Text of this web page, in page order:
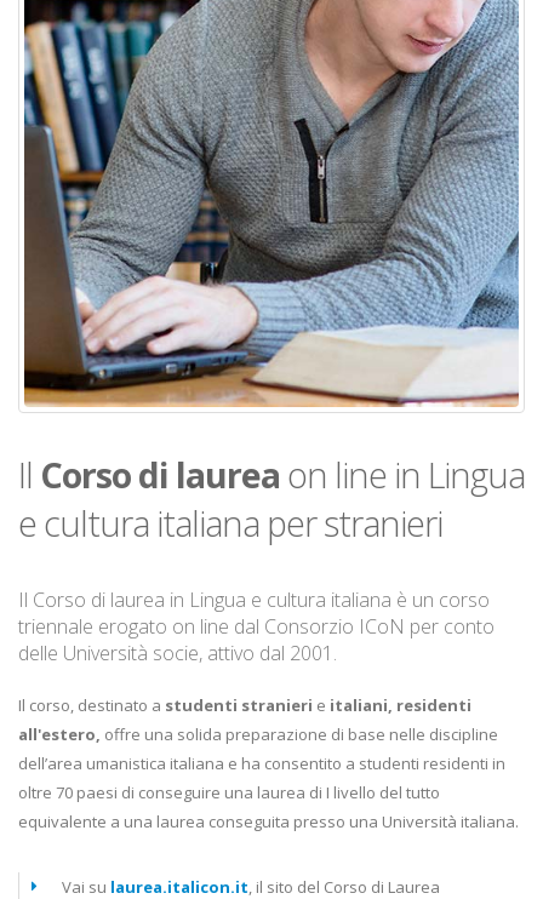
Il Corso di laurea on line in Lingua
e cultura italiana per stranieri
Il Corso di laurea in Lingua e cultura italiana è un corso
triennale erogato on line dal Consorzio ICoN per conto
delle Università socie, attivo dal 2001.
Il corso, destinato a studenti stranieri e italiani, residenti
all'estero, offre una solida preparazione di base nelle discipline
dell’area umanistica italiana e ha consentito a studenti residenti in
oltre 70 paesi di conseguire una laurea di I livello del tutto
equivalente a una laurea conseguita presso una Università italiana.
Vai su laurea.italicon.it , il sito del Corso di Laurea